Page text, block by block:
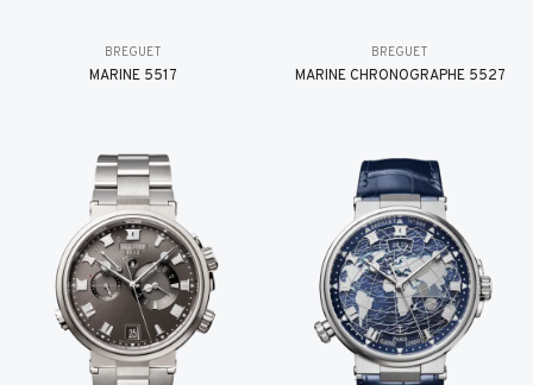
BREGUET
MARINE 5517
BREGUET
MARINE CHRONOGRAPHE 5527